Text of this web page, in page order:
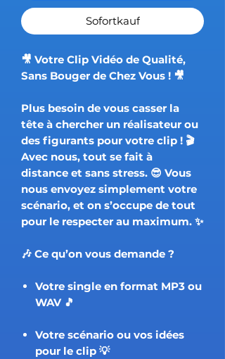
Sofortkauf
🎥 Votre Clip Vidéo de Qualité,
Sans Bouger de Chez Vous ! 🎥
Plus besoin de vous casser la
tête à chercher un réalisateur ou
des figurants pour votre clip ! 🎬
Avec nous, tout se fait à
distance et sans stress. 😎 Vous
nous envoyez simplement votre
scénario, et on s’occupe de tout
pour le respecter au maximum. ✨
🎶 Ce qu’on vous demande ?
Votre single en format MP3 ou
WAV 🎵
Votre scénario ou vos idées
pour le clip 💡